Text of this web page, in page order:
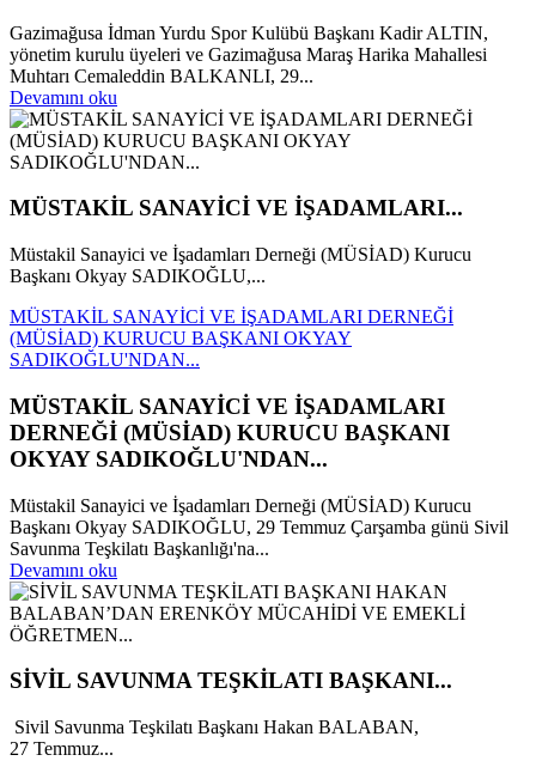
Gazimağusa İdman Yurdu Spor Kulübü Başkanı Kadir ALTIN,
yönetim kurulu üyeleri ve Gazimağusa Maraş Harika Mahallesi
Muhtarı Cemaleddin BALKANLI, 29...
Devamını oku
MÜSTAKİL SANAYİCİ VE İŞADAMLARI...
Müstakil Sanayici ve İşadamları Derneği (MÜSİAD) Kurucu
Başkanı Okyay SADIKOĞLU,...
MÜSTAKİL SANAYİCİ VE İŞADAMLARI DERNEĞİ
(MÜSİAD) KURUCU BAŞKANI OKYAY
SADIKOĞLU'NDAN...
MÜSTAKİL SANAYİCİ VE İŞADAMLARI
DERNEĞİ (MÜSİAD) KURUCU BAŞKANI
OKYAY SADIKOĞLU'NDAN...
Müstakil Sanayici ve İşadamları Derneği (MÜSİAD) Kurucu
Başkanı Okyay SADIKOĞLU, 29 Temmuz Çarşamba günü Sivil
Savunma Teşkilatı Başkanlığı'na...
Devamını oku
SİVİL SAVUNMA TEŞKİLATI BAŞKANI...
Sivil Savunma Teşkilatı Başkanı Hakan BALABAN,
27 Temmuz...